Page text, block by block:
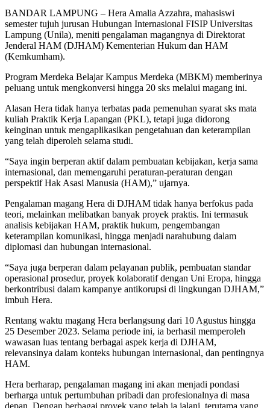
BANDAR LAMPUNG – Hera Amalia Azzahra, mahasiswi
semester tujuh jurusan Hubungan Internasional FISIP Universitas
Lampung (Unila), meniti pengalaman magangnya di Direktorat
Jenderal HAM (DJHAM) Kementerian Hukum dan HAM
(Kemkumham).
Program Merdeka Belajar Kampus Merdeka (MBKM) memberinya
peluang untuk mengkonversi hingga 20 sks melalui magang ini.
Alasan Hera tidak hanya terbatas pada pemenuhan syarat sks mata
kuliah Praktik Kerja Lapangan (PKL), tetapi juga didorong
keinginan untuk mengaplikasikan pengetahuan dan keterampilan
yang telah diperoleh selama studi.
“Saya ingin berperan aktif dalam pembuatan kebijakan, kerja sama
internasional, dan memengaruhi peraturan-peraturan dengan
perspektif Hak Asasi Manusia (HAM),” ujarnya.
Pengalaman magang Hera di DJHAM tidak hanya berfokus pada
teori, melainkan melibatkan banyak proyek praktis. Ini termasuk
analisis kebijakan HAM, praktik hukum, pengembangan
keterampilan komunikasi, hingga menjadi narahubung dalam
diplomasi dan hubungan internasional.
“Saya juga berperan dalam pelayanan publik, pembuatan standar
operasional prosedur, proyek kolaboratif dengan Uni Eropa, hingga
berkontribusi dalam kampanye antikorupsi di lingkungan DJHAM,”
imbuh Hera.
Rentang waktu magang Hera berlangsung dari 10 Agustus hingga
25 Desember 2023. Selama periode ini, ia berhasil memperoleh
wawasan luas tentang berbagai aspek kerja di DJHAM,
relevansinya dalam konteks hubungan internasional, dan pentingnya
HAM.
Hera berharap, pengalaman magang ini akan menjadi pondasi
berharga untuk pertumbuhan pribadi dan profesionalnya di masa